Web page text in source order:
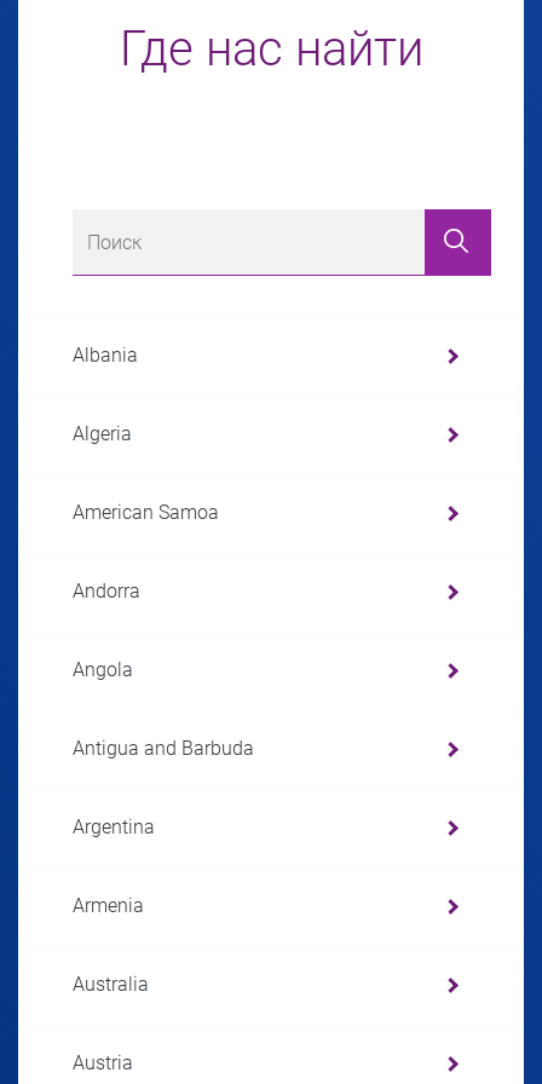
Где нас найти
Albania
Algeria
American Samoa
Andorra
Angola
Antigua and Barbuda
Argentina
Armenia
Australia
Austria